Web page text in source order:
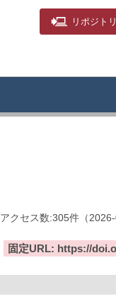
リポジトリ
アクセス数:305件 （
固定URL: https://